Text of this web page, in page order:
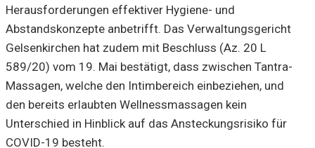
Herausforderungen effektiver Hygiene- und
Abstandskonzepte anbetrifft. Das Verwaltungsgericht
Gelsenkirchen hat zudem mit Beschluss (Az. 20 L
589/20) vom 19. Mai bestätigt, dass zwischen Tantra-
Massagen, welche den Intimbereich einbeziehen, und
den bereits erlaubten Wellnessmassagen kein
Unterschied in Hinblick auf das Ansteckungsrisiko für
COVID-19 besteht.